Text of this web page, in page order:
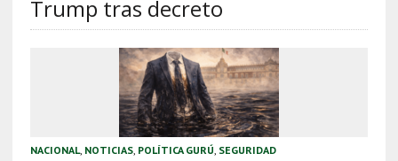
Trump tras decreto
NACIONAL, NOTICIAS, POLÍTICA GURÚ, SEGURIDAD